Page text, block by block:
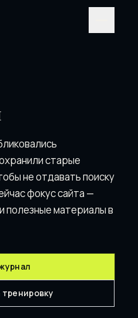
старые
не отдавать поискy
фокус сайта —
полезные материалы в